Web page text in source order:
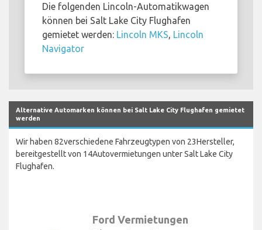
Die folgenden Lincoln-Automatikwagen
können bei Salt Lake City Flughafen
gemietet werden: Lincoln MKS, Lincoln
Navigator
Alternative Automarken können bei Salt Lake City Flughafen gemietet
werden
Wir haben 82verschiedene Fahrzeugtypen von 23Hersteller,
bereitgestellt von 14Autovermietungen unter Salt Lake City
Flughafen.
Ford Vermietungen